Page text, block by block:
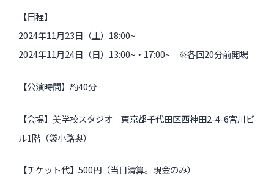
【日程】
2024年11月23日（土）18:00~
2024年11月24日（日）13:00~・17:00~ ※各回20分前開場
【公演時間】約40分
【会場】美学校スタジオ 東京都千代田区西神田2-4-6宮川ビ
ル1階（袋小路奥）
【チケット代】500円（当日清算。現金のみ）